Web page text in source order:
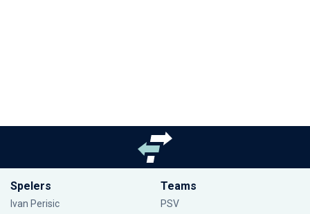
Spelers
Ivan Perisic
Teams
PSV